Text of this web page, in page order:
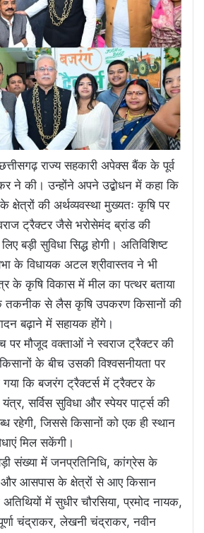
राज्य सहकारी अपेक्स बैंक के पूर्व
ने की। उन्होंने अपने उद्बोधन में कहा कि
की अर्थव्यवस्था मुख्यतः कृषि पर
ट्रैक्टर जैसे भरोसेमंद ब्रांड की
बड़ी सुविधा सिद्ध होगी। अतिविशिष्ट
के विधायक अटल श्रीवास्तव ने भी
के कृषि विकास में मील का पत्थर बताया
से लैस कृषि उपकरण किसानों की
बढ़ाने में सहायक होंगे।
पर मौजूद वक्ताओं ने स्वराज ट्रैक्टर की
के बीच उसकी विश्वसनीयता पर
गया कि बजरंग ट्रैक्टर्स में ट्रैक्टर के
सर्विस सुविधा और स्पेयर पार्ट्स की
रहेगी, जिससे किसानों को एक ही स्थान
मिल सकेंगी।
संख्या में जनप्रतिनिधि, कांग्रेस के
और आसपास के क्षेत्रों से आए किसान
में सुधीर चौरसिया, प्रमोद नायक,
चंद्राकर, लेखनी चंद्राकर, नवीन